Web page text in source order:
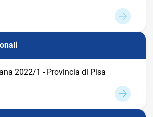
2022/1 - Provincia di Pisa